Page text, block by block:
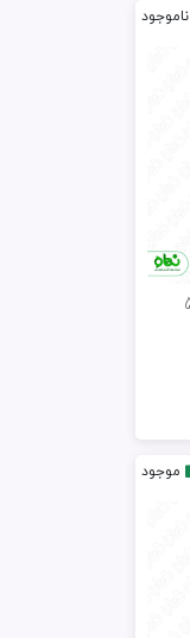
ناموجود
موجود